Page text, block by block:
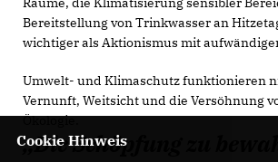
Bereitstellung von Trinkwasser an
wichtiger als Aktionismus mit
Umwelt- und Klimaschutz funktionieren
Vernunft, Weitsicht und die Versöhnung
Ökologie.
Die Schöpfung zu
Cookie Hinweis